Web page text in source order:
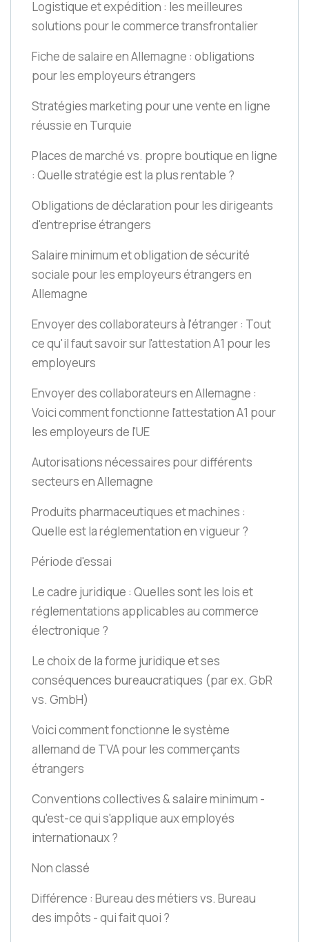
Logistique et expédition : les meilleures
solutions pour le commerce transfrontalier
Fiche de salaire en Allemagne : obligations
pour les employeurs étrangers
Stratégies marketing pour une vente en ligne
réussie en Turquie
Places de marché vs. propre boutique en ligne
: Quelle stratégie est la plus rentable ?
Obligations de déclaration pour les dirigeants
d'entreprise étrangers
Salaire minimum et obligation de sécurité
sociale pour les employeurs étrangers en
Allemagne
Envoyer des collaborateurs à l'étranger : Tout
ce qu'il faut savoir sur l'attestation A1 pour les
employeurs
Envoyer des collaborateurs en Allemagne :
Voici comment fonctionne l'attestation A1 pour
les employeurs de l'UE
Autorisations nécessaires pour différents
secteurs en Allemagne
Produits pharmaceutiques et machines :
Quelle est la réglementation en vigueur ?
Période d'essai
Le cadre juridique : Quelles sont les lois et
réglementations applicables au commerce
électronique ?
Le choix de la forme juridique et ses
conséquences bureaucratiques (par ex. GbR
vs. GmbH)
Voici comment fonctionne le système
allemand de TVA pour les commerçants
étrangers
Conventions collectives & salaire minimum -
qu'est-ce qui s'applique aux employés
internationaux ?
Non classé
Différence : Bureau des métiers vs. Bureau
des impôts - qui fait quoi ?